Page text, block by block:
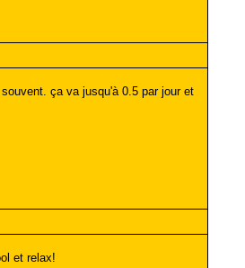
ça va jusqu'à 0.5 par jour et
et relax!